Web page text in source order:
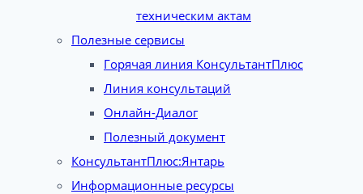
техническим актам
Полезные сервисы
Горячая линия КонсультантПлюс
Линия консультаций
Онлайн-Диалог
Полезный документ
КонсультантПлюс:Янтарь
Информационные ресурсы